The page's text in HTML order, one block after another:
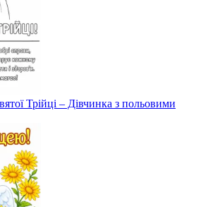
Трійці – Дівчинка з польовими